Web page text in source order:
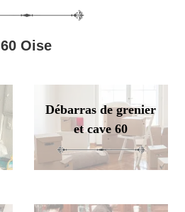
60 Oise
Débarras de grenier
et cave 60